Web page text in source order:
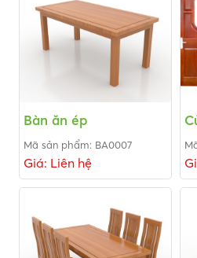
Bàn ăn ép
Mã sản phẩm: BA0007
Giá: Liên hệ